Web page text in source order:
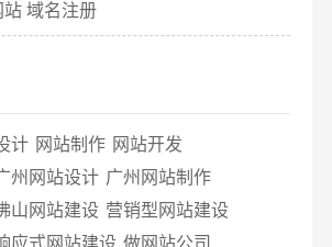
站 域名注册
计 网站制作 网站开发
州网站设计 广州网站制作
山网站建设 营销型网站建设
应式网站建设 做网站公司